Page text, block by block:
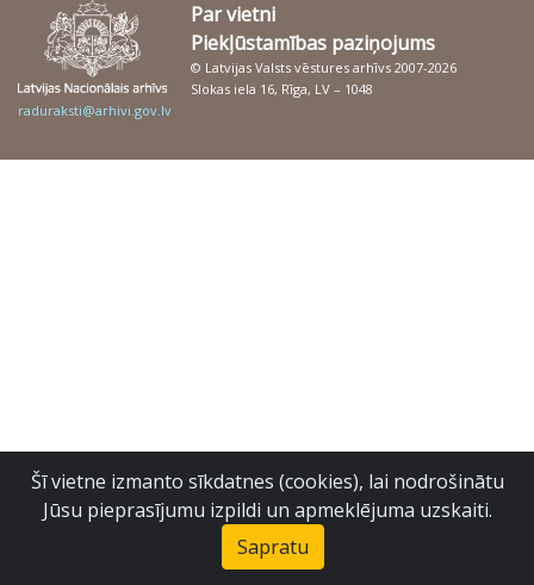
Par vietni
Piekļūstamības paziņojums
© Latvijas Valsts vēstures arhīvs 2007-2026
Slokas iela 16, Rīga, LV – 1048
raduraksti@arhivi.gov.lv
Šī vietne izmanto sīkdatnes (cookies), lai nodrošinātu
Jūsu pieprasījumu izpildi un apmeklējuma uzskaiti.
Sapratu